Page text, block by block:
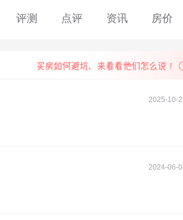
评测 点评 资讯 房价
2025-10-
2024-06-